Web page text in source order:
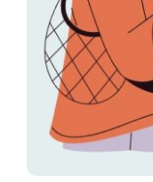
Recherche